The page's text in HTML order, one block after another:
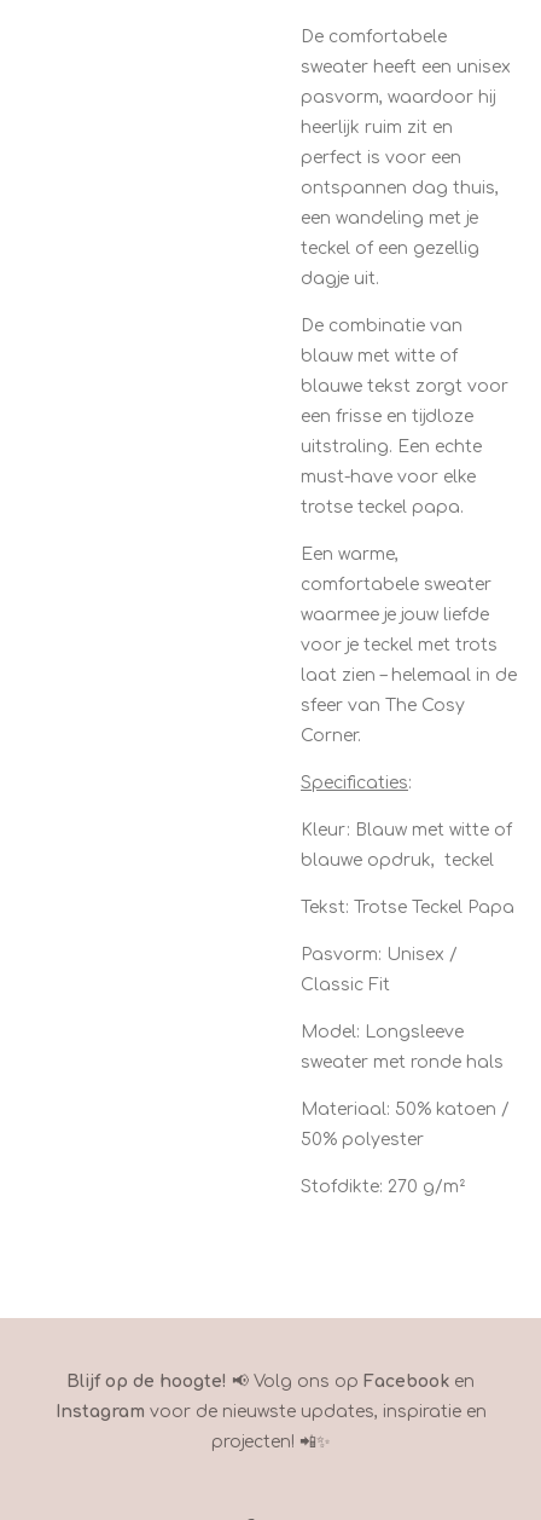
De comfortabele
sweater heeft een unisex
pasvorm, waardoor hij
heerlijk ruim zit en
perfect is voor een
ontspannen dag thuis,
een wandeling met je
teckel of een gezellig
dagje uit.
De combinatie van
blauw met witte of
blauwe tekst zorgt voor
een frisse en tijdloze
uitstraling. Een echte
must-have voor elke
trotse teckel papa.
Een warme,
comfortabele sweater
waarmee je jouw liefde
voor je teckel met trots
laat zien – helemaal in de
sfeer van The Cosy
Corner.
Specificaties:
Kleur: Blauw met witte of
blauwe opdruk, teckel
Tekst: Trotse Teckel Papa
Pasvorm: Unisex /
Classic Fit
Model: Longsleeve
sweater met ronde hals
Materiaal: 50% katoen /
50% polyester
Stofdikte: 270 g/m²
Blijf op de hoogte! 📢 Volg ons op Facebook en
Instagram voor de nieuwste updates, inspiratie en
projecten! 📲✨